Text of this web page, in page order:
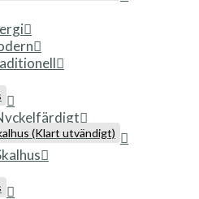
(Klart utvändigt)